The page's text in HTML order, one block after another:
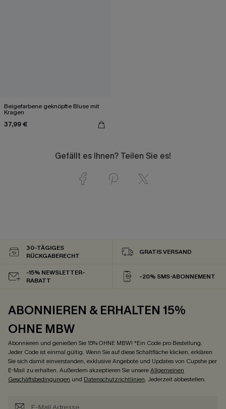
Beigefarbene geknöpfte Bluse mit
Kragen
37,99 €
Gefällt es Ihnen? Teilen Sie es!
30-TÄGIGES
RÜCKGABERECHT
GRATIS VERSAND
-15% NEWSLETTER-
RABATT
-20% SMS-ABONNEMENT
ABONNIEREN & ERHALTEN 15%
OHNE MBW
Abonnieren und genießen Sie 15% OHNE MBW! *Ein Code pro Bestellung.
Jeder Code ist einmal gültig. Wenn Sie auf diese Schaltfläche klicken, erklären
Sie sich damit einverstanden, exklusive Angebote und Updates von Cupshe per
E-Mail zu erhalten. Außerdem akzeptieren Sie unsereAllgemeinen
Geschäftsbedingungen und Datenschutzrichtlinien. Jederzeit abbestellen.